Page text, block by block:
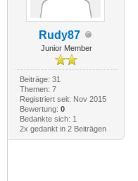
Rudy87
Junior Member
Beiträge: 31
Themen: 7
Registriert seit: Nov 2015
Bewertung: 0
Bedankte sich: 1
2x gedankt in 2 Beiträgen